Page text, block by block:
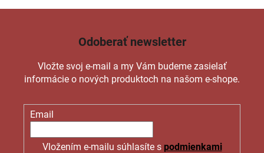
Odoberať newsletter
Vložte svoj e-mail a my Vám budeme zasielať
informácie o nových produktoch na našom e-shope.
Email
Vložením e-mailu súhlasíte s podmienkami